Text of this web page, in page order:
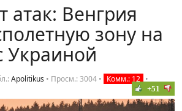
атак: Венгрия
зону на
Украиной
Apolitikus • Просм.: 3004 • Комм.: 12 •
+51